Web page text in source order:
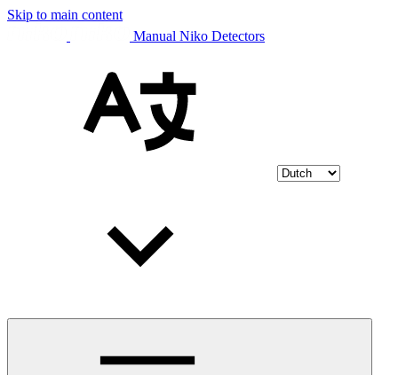
Skip to main content
Manual Niko Detectors